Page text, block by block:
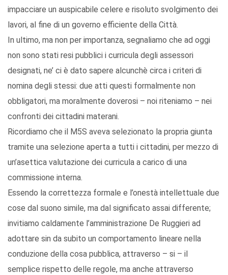
impacciare un auspicabile celere e risoluto svolgimento dei
lavori, al fine di un governo efficiente della Città.
In ultimo, ma non per importanza, segnaliamo che ad oggi
non sono stati resi pubblici i curricula degli assessori
designati, ne’ ci è dato sapere alcunchè circa i criteri di
nomina degli stessi: due atti questi formalmente non
obbligatori, ma moralmente doverosi – noi riteniamo – nei
confronti dei cittadini materani.
Ricordiamo che il M5S aveva selezionato la propria giunta
tramite una selezione aperta a tutti i cittadini, per mezzo di
un’asettica valutazione dei curricula a carico di una
commissione interna.
Essendo la correttezza formale e l’onestà intellettuale due
cose dal suono simile, ma dal significato assai differente;
invitiamo caldamente l’amministrazione De Ruggieri ad
adottare sin da subito un comportamento lineare nella
conduzione della cosa pubblica, attraverso – si – il
semplice rispetto delle regole, ma anche attraverso